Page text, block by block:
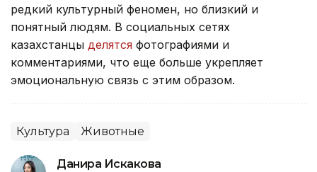
редкий культурный феномен, но близкий и
понятный людям. В социальных сетях
казахстанцы делятся фотографиями и
комментариями, что еще больше укрепляет
эмоциональную связь с этим образом.
Культура Животные
Данира Искакова